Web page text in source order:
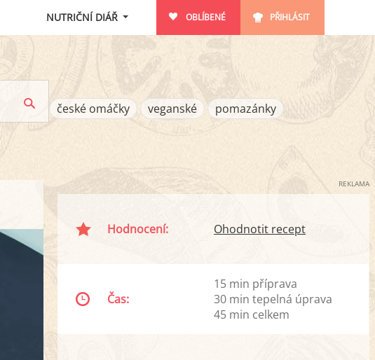
NUTRIČNÍ DIÁŘ OBLÍBENÉ PŘIHLÁSIT
české omáčky veganské pomazánky
REKLAMA
Hodnocení: Ohodnotit recept
Čas:
15 min příprava
30 min tepelná úprava
45 min celkem